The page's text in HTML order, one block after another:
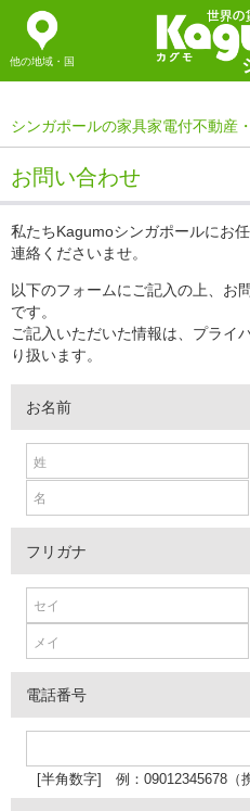
他の地域・国
シンガポールの家具家電付不動産
お問い合わせ
私たちKagumoシンガポールにお
連絡くださいませ。
以下のフォームにご記入の上、お
です。
ご記入いただいた情報は、プライ
り扱います。
お名前
フリガナ
電話番号
[半角数字] 例：09012345678（